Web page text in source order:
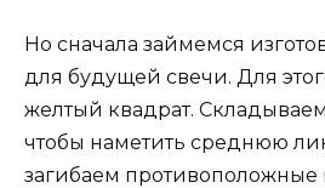
Но сначала займемся
для будущей свечи. Для
желтый квадрат.
чтобы наметить среднюю
загибаем